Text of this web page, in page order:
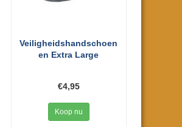
Veiligheidshandschoen
en Extra Large
€4,95
Koop nu